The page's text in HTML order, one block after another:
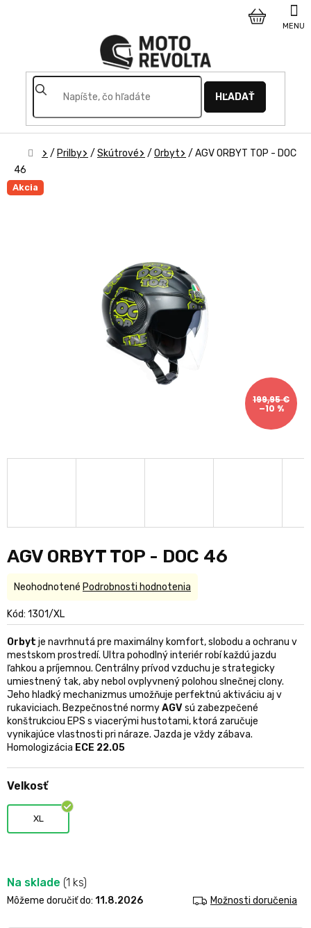
HĽADAŤ
NÁKUPNÝ
Domov
/ Prilby / Skútrové / Orbyt / AGV ORBYT TOP - DOC
46
Akcia
199,95 €
–10 %
AGV ORBYT TOP - DOC 46
Kód: 1301/XL
Velkosť
XL
Na sklade (1 ks)
Môžeme doručiť do: 11.8.2026 Možnosti doručenia
Orbyt je navrhnutá pre maximálny komfort, slobodu a ochranu v
mestskom prostredí. Ultra pohodlný interiér robí každú jazdu
ľahkou a príjemnou. Centrálny prívod vzduchu je strategicky
umiestnený tak, aby nebol ovplyvnený polohou slnečnej clony.
Jeho hladký mechanizmus umožňuje perfektnú aktiváciu aj v
rukaviciach. Bezpečnostné normyAGVsú zabezpečené
konštrukciou EPS s viacerými hustotami, ktorá zaručuje
vynikajúce vlastnosti pri náraze. Jazda je vždy zábava.
Homologizácia ECE 22.05
Priemerné
produktu
je
0,0
z
5
hviezdičiek.
Neohodnotené Podrobnosti hodnotenia